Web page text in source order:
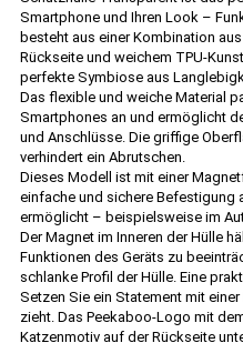
Smartphone und Ihren Look –
besteht aus einer Kombination
Rückseite und weichem TPU-
perfekte Symbiose aus
Das flexible und weiche Material
Smartphones an und ermöglicht
und Anschlüsse. Die griffige
verhindert ein Abrutschen.
Dieses Modell ist mit einer
einfache und sichere Befestigung
ermöglicht – beispielsweise im
Der Magnet im Inneren der Hülle
Funktionen des Geräts zu
schlanke Profil der Hülle. Eine
Setzen Sie ein Statement mit
zieht. Das Peekaboo-Logo mit
Katzenmotiv auf der Rückseite